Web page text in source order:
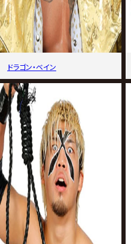
ドラゴン・ベイン